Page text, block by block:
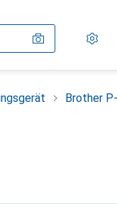
Brother